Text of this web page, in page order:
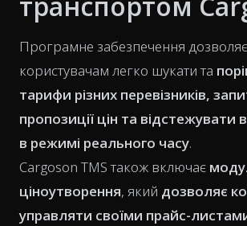
Програмне забезпечення дозволяє
користувачам легко шукати та
тарифи різних перевізників,
пропозиції цін та відстежувати
в режимі реального часу.
Cargoson TMS також включає
ціноутворення, який дозволяє
управляти своїми прайс-